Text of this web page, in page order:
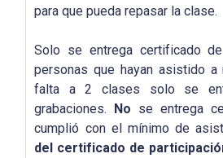
para que pueda repasar la clase.
Solo se entrega certificado
personas que hayan asistido
falta a 2 clases solo se
grabaciones. No se entrega
cumplió con el mínimo de
del certificado de